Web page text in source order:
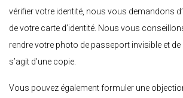
vérifier votre identité, nous vous demandons
de votre carte d’identité. Nous vous
rendre votre photo de passeport invisible et de
s’agit d’une copie.
Vous pouvez également formuler une